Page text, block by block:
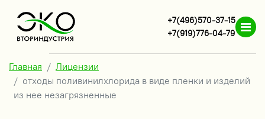
+7(496)570-37-15
+7(919)776-04-79
Главная
Лицензии
отходы поливинилхлорида в виде пленки и изделий
из нее незагрязненные